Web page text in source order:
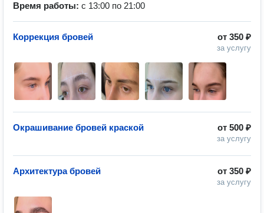
Время работы: с 13:00 по 21:00
от 350 ₽
за услугу
Коррекция бровей
от 500 ₽
за услугу
Окрашивание бровей краской
от 350 ₽
за услугу
Архитектура бровей